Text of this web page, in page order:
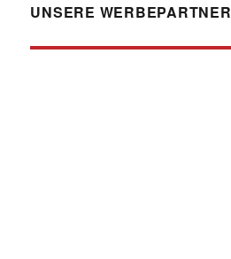
UNSERE WERBEPARTNER